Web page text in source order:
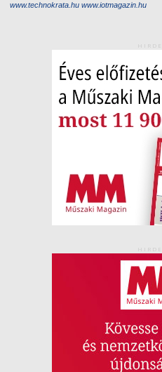
www.technokrata.hu www.iotmagazin.hu